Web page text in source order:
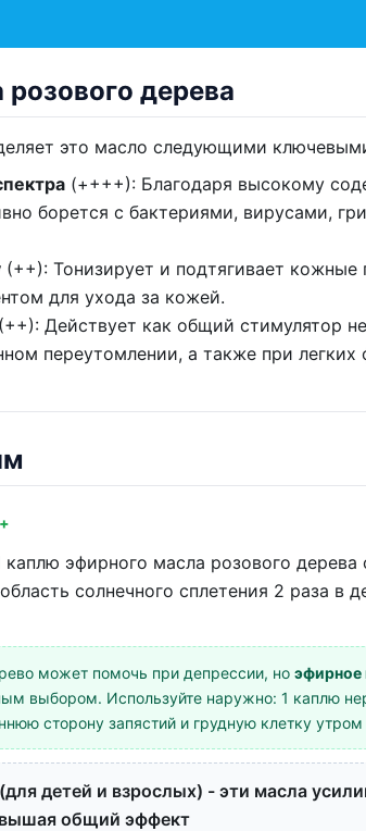
дерева
это масло следующими
(++++): Благодаря высокому
борется с бактериями, вирусами,
(++): Тонизирует и подтягивает
для ухода за кожей.
(++): Действует как общий стимулятор
переутомлении, а также при
каплю эфирного масла розового
солнечного сплетения 2 раза в
может помочь при депрессии, но эфирное
выбором. Используйте наружно: 1 каплю
сторону запястий и грудную клетку
детей и взрослых) - эти масла
общий эффект